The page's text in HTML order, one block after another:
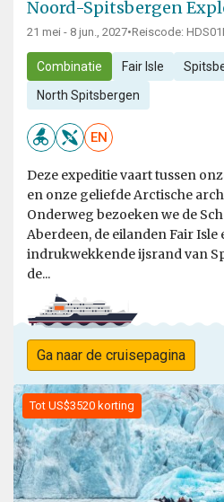
Noord-Spitsbergen
21 mei - 8 jun., 2027•Reiscode:
Combinatie Fair Isle
North Spitsbergen
EN
Deze expeditie vaart tussen
en onze geliefde Arctische
Onderweg bezoeken we de
Aberdeen, de eilanden Fair Isle
indrukwekkende ijsrand van
de...
Ga naar de cruisepagina
Tot US$3520 korting